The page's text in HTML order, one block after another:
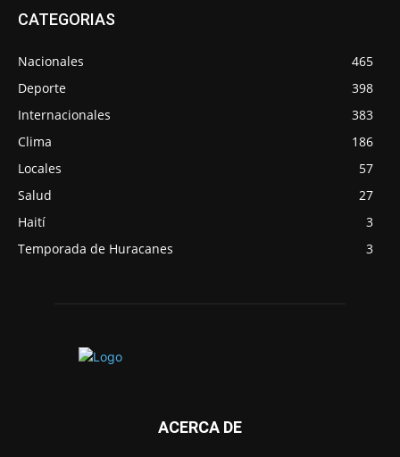
CATEGORIAS
Nacionales
465
Deporte
398
Internacionales
383
Clima
186
Locales
57
Salud
27
Haití
3
Temporada de Huracanes
3
ACERCA DE